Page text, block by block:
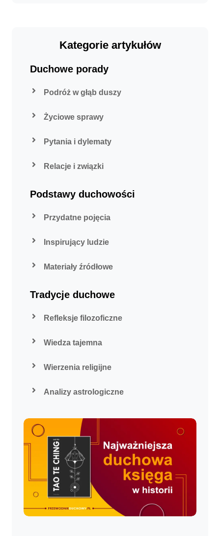
Kategorie artykułów
Duchowe porady
Podróż w głąb duszy
Życiowe sprawy
Pytania i dylematy
Relacje i związki
Podstawy duchowości
Przydatne pojęcia
Inspirujący ludzie
Materiały źródłowe
Tradycje duchowe
Refleksje filozoficzne
Wiedza tajemna
Wierzenia religijne
Analizy astrologiczne